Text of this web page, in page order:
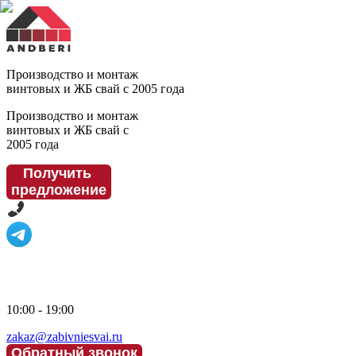
Производство и монтаж
винтовых и ЖБ свай с 2005 года
Производство и монтаж
винтовых и ЖБ свай с
2005 года
Получить
предложение
10:00 - 19:00
zakaz@zabivniesvai.ru
Обратный звонок